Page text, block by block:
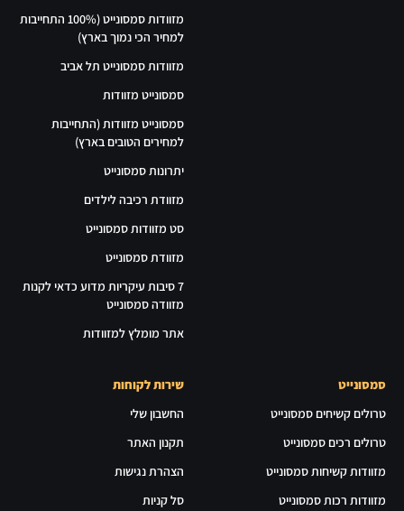
מזוודות סמסונייט (100% התחייבות
למחיר הכי נמוך בארץ)
מזוודות סמסונייט תל אביב
סמסונייט מזוודות
סמסונייט מזוודות (התחייבות
למחירים הטובים בארץ)
יתרונות סמסונייט
מזוודת רכיבה לילדים
סט מזוודות סמסונייט
מזוודת סמסונייט
7 סיבות עיקריות מדוע כדאי לקנות
מזוודה סמסונייט
אתר מומלץ למזוודות
סמסונייט
טרולים קשיחים סמסונייט
טרולים רכים סמסונייט
מזוודות קשיחות סמסונייט
מזוודות רכות סמסונייט
שירות לקוחות
החשבון שלי
תקנון האתר
הצהרת נגישות
סל קניות